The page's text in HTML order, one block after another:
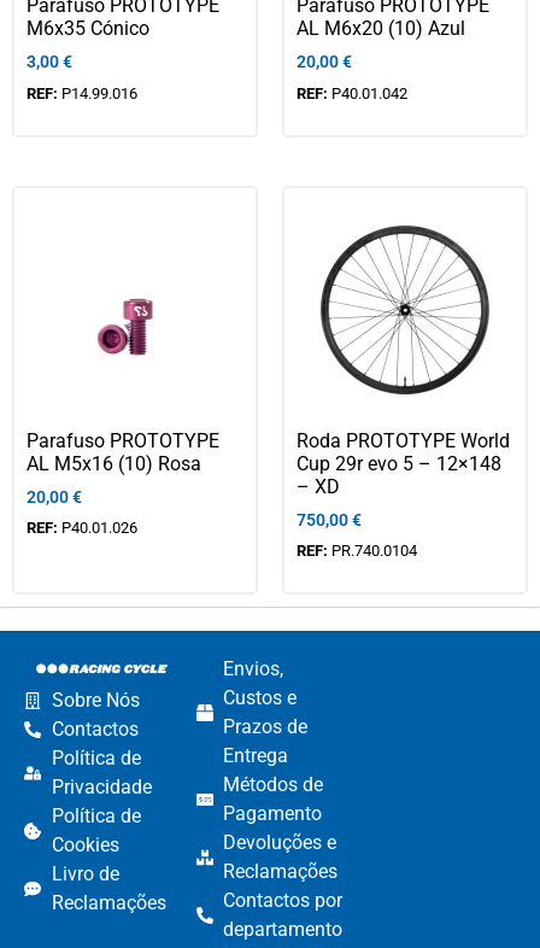
Parafuso PROTOTYPE
M6x35 Cónico
3,00€
REF: P14.99.016
Parafuso PROTOTYPE
AL M6x20 (10) Azul
20,00€
REF: P40.01.042
Parafuso PROTOTYPE
AL M5x16 (10) Rosa
20,00€
REF: P40.01.026
Roda PROTOTYPE World
Cup 29r evo 5 – 12×148
– XD
750,00€
REF: PR.740.0104
Sobre Nós
Contactos
Política de
Privacidade
Política de
Cookies
Livro de
Reclamações
Envios,
Custos e
Prazos de
Entrega
Métodos de
Pagamento​
Devoluções e
Reclamações​
Contactos por
departamento​